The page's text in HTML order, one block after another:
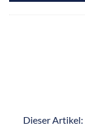
Dieser Artikel: